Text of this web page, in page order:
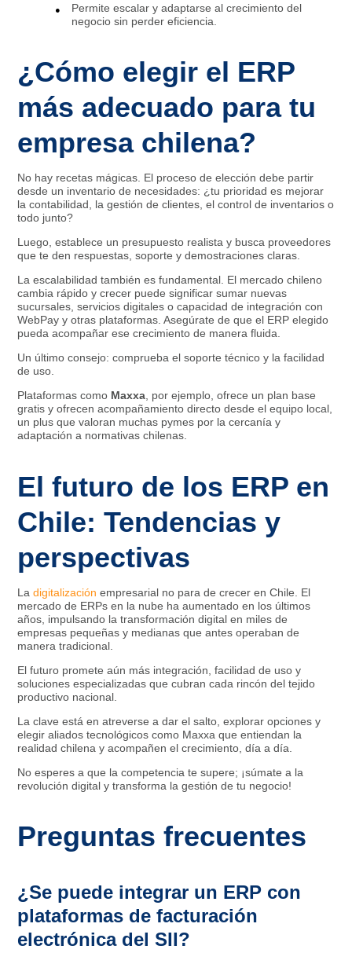
Permite escalar y adaptarse al crecimiento del
negocio sin perder eficiencia.
¿Cómo elegir el ERP
más adecuado para tu
empresa chilena?
No hay recetas mágicas. El proceso de elección debe partir
desde un inventario de necesidades: ¿tu prioridad es mejorar
la contabilidad, la gestión de clientes, el control de inventarios o
todo junto?
Luego, establece un presupuesto realista y busca proveedores
que te den respuestas, soporte y demostraciones claras.​
La escalabilidad también es fundamental. El mercado chileno
cambia rápido y crecer puede significar sumar nuevas
sucursales, servicios digitales o capacidad de integración con
WebPay y otras plataformas. Asegúrate de que el ERP elegido
pueda acompañar ese crecimiento de manera fluida.
Un último consejo: comprueba el soporte técnico y la facilidad
de uso.
Plataformas como Maxxa, por ejemplo, ofrece un plan base
gratis y ofrecen acompañamiento directo desde el equipo local,
un plus que valoran muchas pymes por la cercanía y
adaptación a normativas chilenas.​
El futuro de los ERP en
Chile: Tendencias y
perspectivas
La digitalización empresarial no para de crecer en Chile. El
mercado de ERPs en la nube ha aumentado en los últimos
años, impulsando la transformación digital en miles de
empresas pequeñas y medianas que antes operaban de
manera tradicional.​
El futuro promete aún más integración, facilidad de uso y
soluciones especializadas que cubran cada rincón del tejido
productivo nacional.
La clave está en atreverse a dar el salto, explorar opciones y
elegir aliados tecnológicos como Maxxa que entiendan la
realidad chilena y acompañen el crecimiento, día a día.
No esperes a que la competencia te supere; ¡súmate a la
revolución digital y transforma la gestión de tu negocio!
Preguntas frecuentes
¿Se puede integrar un ERP con
plataformas de facturación
electrónica del SII?